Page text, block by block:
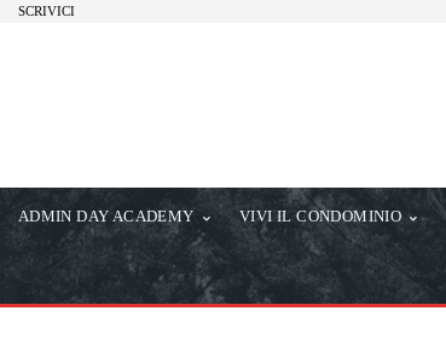
SCRIVICI
ADMIN DAY ACADEMY VIVI IL CONDOMINIO